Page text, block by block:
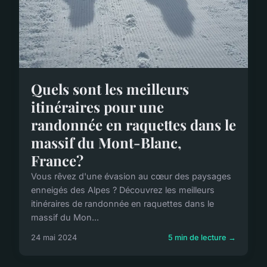
Quels sont les meilleurs
itinéraires pour une
randonnée en raquettes dans le
massif du Mont-Blanc,
France?
Vous rêvez d'une évasion au cœur des paysages
enneigés des Alpes ? Découvrez les meilleurs
itinéraires de randonnée en raquettes dans le
massif du Mon...
24 mai 2024 5 min de lecture →